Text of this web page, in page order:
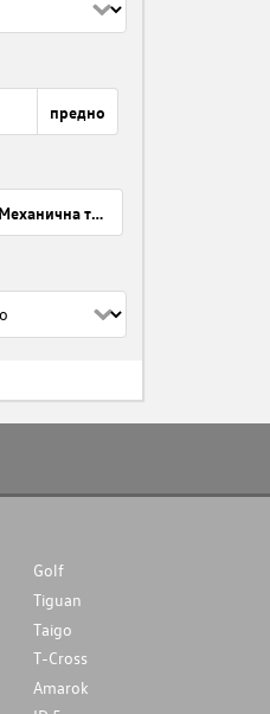
предно
Механична трансмисия
Golf
Tiguan
Taigo
T-Cross
Amarok